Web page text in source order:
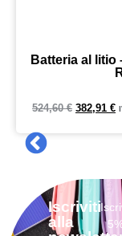
Batteria al
524,60€ 382,91 €
Iscriviti
alla